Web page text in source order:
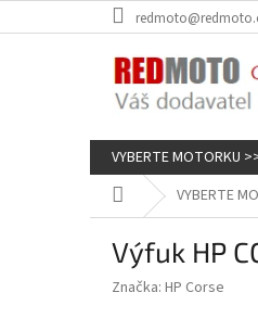
na
VYBERTE MOTORKU
Domů VYBERTE
Výfuk HP
Značka: HP Corse